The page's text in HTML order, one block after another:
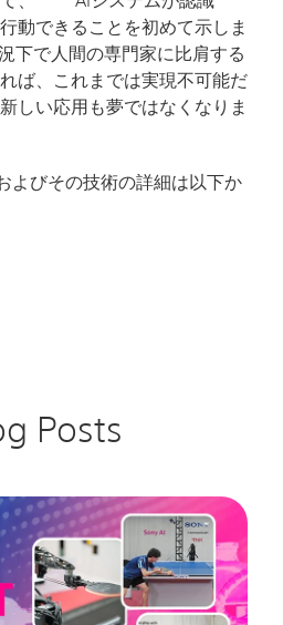
動できることを初めて示しま
下で人間の専門家に比肩する
ば、これまでは実現不可能だ
しい応用も夢ではなくなりま
よびその技術の詳細は以下か
Posts